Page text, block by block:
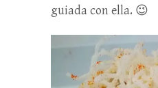
guiada con ella. 😉